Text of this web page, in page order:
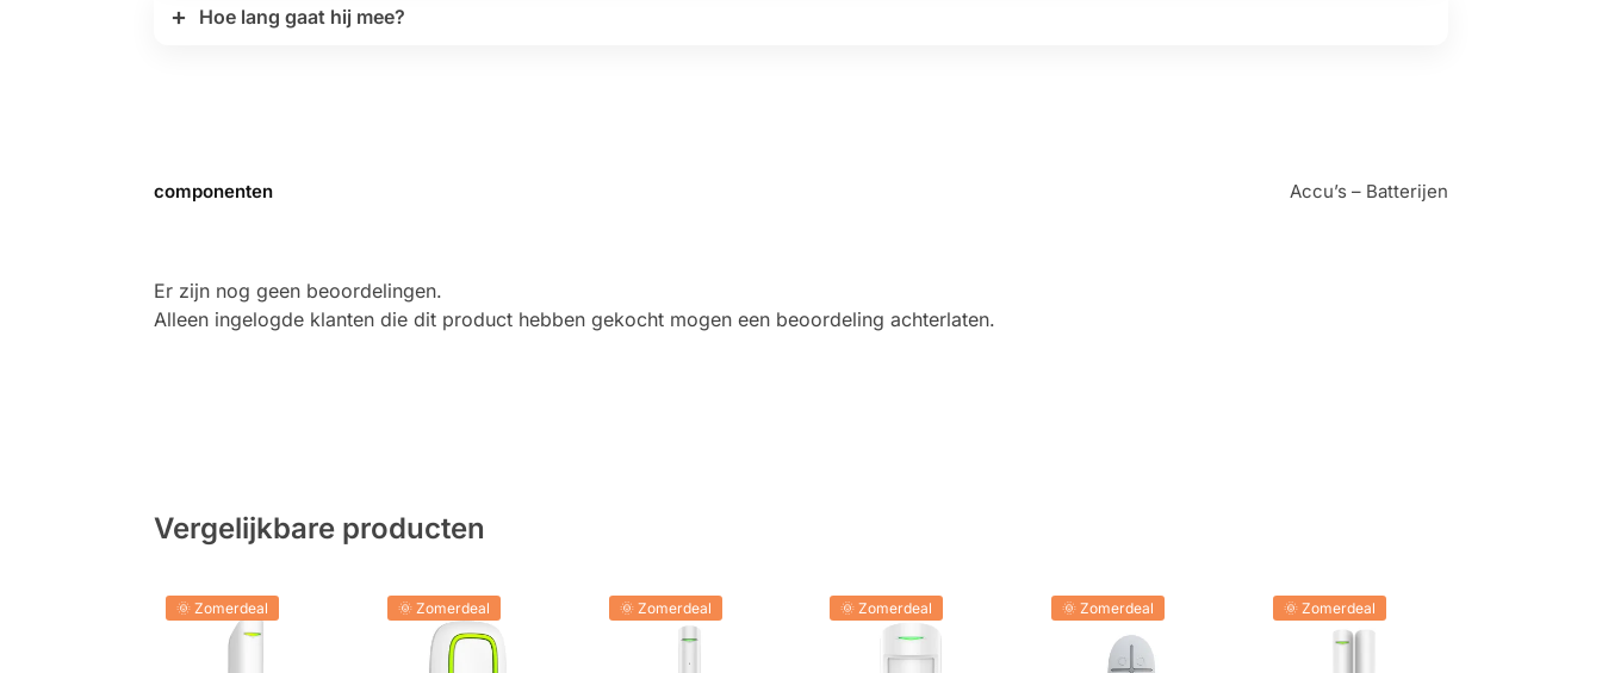
Hoe lang gaat hij mee?
componenten Accu’s – Batterijen
Er zijn nog geen beoordelingen.
Alleen ingelogde klanten die dit product hebben gekocht mogen een beoordeling achterlaten.
Vergelijkbare producten
🌞 Zomerdeal 🌞 Zomerdeal 🌞 Zomerdeal 🌞 Zomerdeal 🌞 Zomerdeal 🌞 Zomerdeal